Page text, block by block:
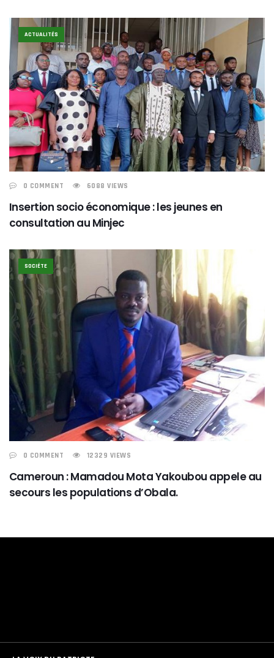
ACTUALITÉS
0 COMMENT 6088 VIEWS
Insertion socio économique : les jeunes en
consultation au Minjec
SOCIÉTE
0 COMMENT 12329 VIEWS
Cameroun : Mamadou Mota Yakoubou appele au
secours les populations d’Obala.